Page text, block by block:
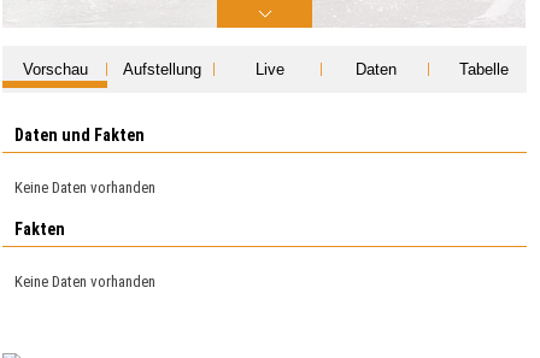
Vorschau Aufstellung Live Daten Tabelle
Daten und Fakten
Keine Daten vorhanden
Fakten
Keine Daten vorhanden